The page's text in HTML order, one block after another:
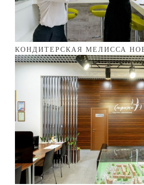
КОНДИТЕРСКАЯ МЕЛИССА